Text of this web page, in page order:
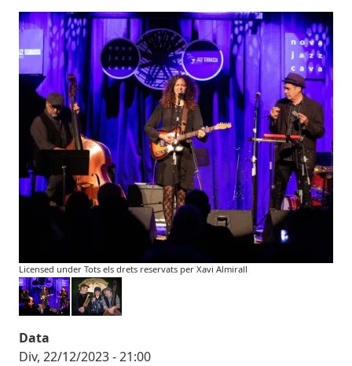
Imatges
Image
Licensed under Tots els drets reservats per Xavi Almirall
Data
Div, 22/12/2023 - 21:00